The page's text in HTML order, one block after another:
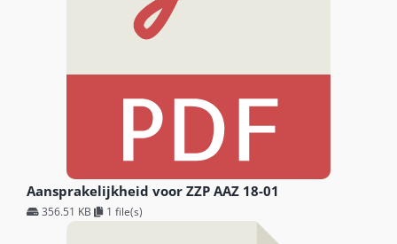
Aansprakelijkheid voor ZZP AAZ 18-01
356.51 KB 1 file(s)